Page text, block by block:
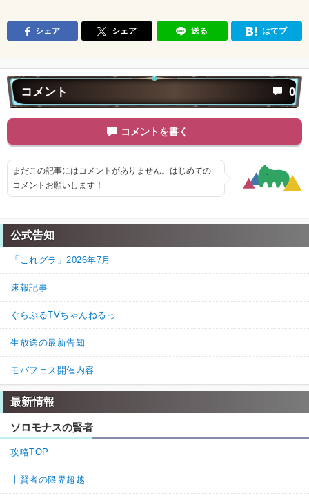
シェア シェア 送る はてブ
コメント 0
コメントを書く
まだこの記事にはコメントがありません。はじめての
コメントお願いします！
公式告知
「これグラ」2026年7月
速報記事
ぐらぶるTVちゃんねるっ
生放送の最新告知
モバフェス開催内容
最新情報
ソロモナスの賢者
攻略TOP
十賢者の限界超越